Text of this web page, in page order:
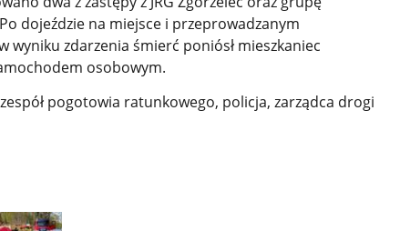
dojeździe na miejsce i przeprowadzanym
wyniku zdarzenia śmierć poniósł mieszkaniec
osobowym.
pogotowia ratunkowego, policja, zarządca drogi